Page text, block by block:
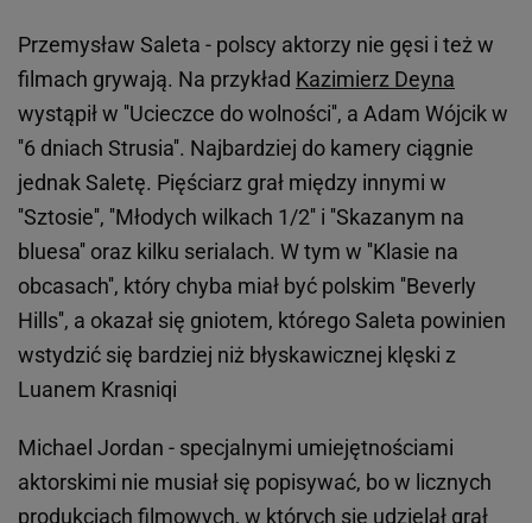
Przemysław Saleta - polscy aktorzy nie gęsi i też w
filmach grywają. Na przykład Kazimierz Deyna
wystąpił w ''Ucieczce do wolności'', a Adam Wójcik w
''6 dniach Strusia''. Najbardziej do kamery ciągnie
jednak Saletę. Pięściarz grał między innymi w
''Sztosie'', ''Młodych wilkach 1/2'' i ''Skazanym na
bluesa'' oraz kilku serialach. W tym w ''Klasie na
obcasach'', który chyba miał być polskim ''Beverly
Hills'', a okazał się gniotem, którego Saleta powinien
wstydzić się bardziej niż błyskawicznej klęski z
Luanem Krasniqi
Michael Jordan - specjalnymi umiejętnościami
aktorskimi nie musiał się popisywać, bo w licznych
produkcjach filmowych, w których się udzielał grał